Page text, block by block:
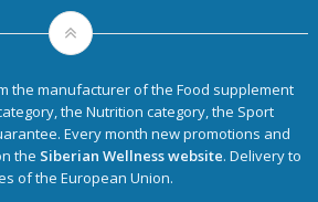
the manufacturer of the Food supplement
the Nutrition category, the Sport
Every month new promotions and
the Siberian Wellness website. Delivery to
of the European Union.